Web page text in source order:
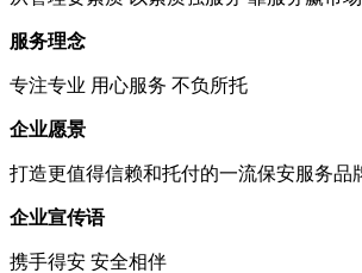
服务理念
专注专业 用心服务 不负所托
企业愿景
打造更值得信赖和托付的一流保安服务品
企业宣传语
携手得安 安全相伴